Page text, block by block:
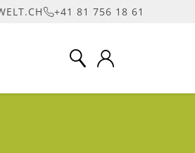
+41 81 756 18 61